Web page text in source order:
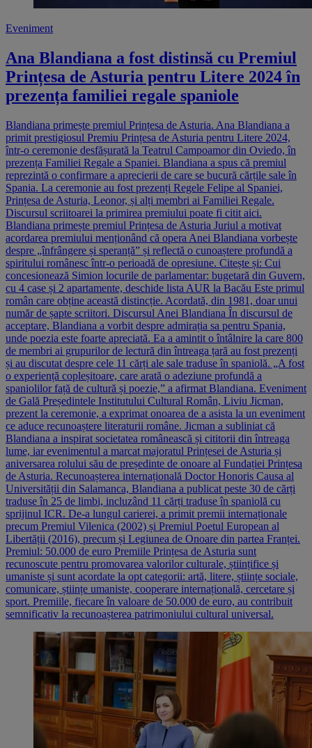
Eveniment
Ana Blandiana a fost distinsă cu Premiul
Prințesa de Asturia pentru Litere 2024 în
prezența familiei regale spaniole
Blandiana primește premiul Prințesa de Asturia. Ana Blandiana a
primit prestigiosul Premiu Prințesa de Asturia pentru Litere 2024,
într-o ceremonie desfășurată la Teatrul Campoamor din Oviedo, în
prezența Familiei Regale a Spaniei. Blandiana a spus că premiul
reprezintă o confirmare a aprecierii de care se bucură cărțile sale în
Spania. La ceremonie au fost prezenți Regele Felipe al Spaniei,
Prințesa de Asturia, Leonor, și alți membri ai Familiei Regale.
Discursul scriitoarei la primirea premiului poate fi citit aici.
Blandiana primește premiul Prințesa de Asturia Juriul a motivat
acordarea premiului menționând că opera Anei Blandiana vorbește
despre „înfrângere și speranță” și reflectă o cunoaștere profundă a
spiritului românesc într-o perioadă de opresiune. Citește și: Cui
concesionează Simion locurile de parlamentar: bugetară din Guvern,
cu 4 case și 2 apartamente, deschide lista AUR la Bacău Este primul
român care obține această distincție. Acordată, din 1981, doar unui
număr de șapte scriitori. Discursul Anei Blandiana În discursul de
acceptare, Blandiana a vorbit despre admirația sa pentru Spania,
unde poezia este foarte apreciată. Ea a amintit o întâlnire la care 800
de membri ai grupurilor de lectură din întreaga țară au fost prezenți
și au discutat despre cele 11 cărți ale sale traduse în spaniolă. „A fost
o experiență copleșitoare, care arată o adeziune profundă a
spaniolilor față de cultură și poezie,” a afirmat Blandiana. Eveniment
de Gală Președintele Institutului Cultural Român, Liviu Jicman,
prezent la ceremonie, a exprimat onoarea de a asista la un eveniment
ce aduce recunoaștere literaturii române. Jicman a subliniat că
Blandiana a inspirat societatea românească și cititorii din întreaga
lume, iar evenimentul a marcat majoratul Prințesei de Asturia și
aniversarea rolului său de președinte de onoare al Fundației Prințesa
de Asturia. Recunoașterea internațională Doctor Honoris Causa al
Universității din Salamanca, Blandiana a publicat peste 30 de cărți
traduse în 25 de limbi, incluzând 11 cărți traduse în spaniolă cu
sprijinul ICR. De-a lungul carierei, a primit premii internaționale
precum Premiul Vilenica (2002) și Premiul Poetul European al
Libertății (2016), precum și Legiunea de Onoare din partea Franței.
Premiul: 50.000 de euro Premiile Prințesa de Asturia sunt
recunoscute pentru promovarea valorilor culturale, științifice și
umaniste și sunt acordate la opt categorii: artă, litere, științe sociale,
comunicare, științe umaniste, cooperare internațională, cercetare și
sport. Premiile, fiecare în valoare de 50.000 de euro, au contribuit
semnificativ la recunoașterea patrimoniului cultural universal.